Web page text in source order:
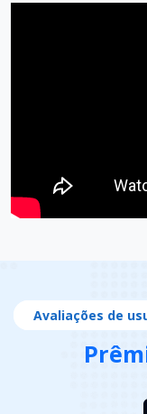
Avaliações de